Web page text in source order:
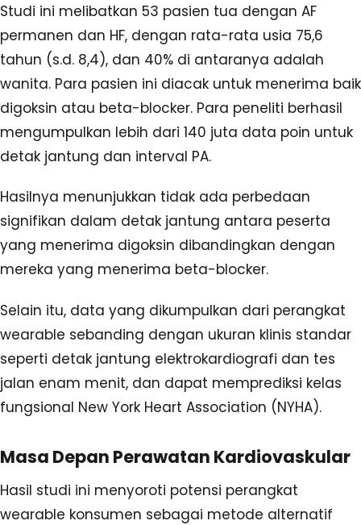
Studi ini melibatkan 53 pasien tua dengan AF
permanen dan HF, dengan rata-rata usia 75,6
tahun (s.d. 8,4), dan 40% di antaranya adalah
wanita. Para pasien ini diacak untuk menerima baik
digoksin atau beta-blocker. Para peneliti berhasil
mengumpulkan lebih dari 140 juta data poin untuk
detak jantung dan interval PA.
Hasilnya menunjukkan tidak ada perbedaan
signifikan dalam detak jantung antara peserta
yang menerima digoksin dibandingkan dengan
mereka yang menerima beta-blocker.
Selain itu, data yang dikumpulkan dari perangkat
wearable sebanding dengan ukuran klinis standar
seperti detak jantung elektrokardiografi dan tes
jalan enam menit, dan dapat memprediksi kelas
fungsional New York Heart Association (NYHA).
Masa Depan Perawatan Kardiovaskular
Hasil studi ini menyoroti potensi perangkat
wearable konsumen sebagai metode alternatif